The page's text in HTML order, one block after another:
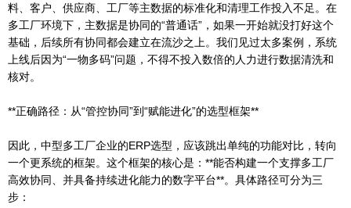
料、客户、供应商、工厂等主数据的标准化和清理工作投入不足。在
多工厂环境下，主数据是协同的“普通话”，如果一开始就没打好这个
基础，后续所有协同都会建立在流沙之上。我们见过太多案例，系统
上线后因为“一物多码”问题，不得不投入数倍的人力进行数据清洗和
核对。
**正确路径：从“管控协同”到“赋能进化”的选型框架**
因此，中型多工厂企业的ERP选型，应该跳出单纯的功能对比，转向
一个更系统的框架。这个框架的核心是：**能否构建一个支撑多工厂
高效协同、并具备持续进化能力的数字平台**。具体路径可分为三
步：